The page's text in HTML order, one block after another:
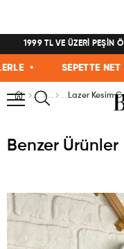
1999 TL VE ÜZERİ PEŞİN
• SEPETTE NET
Lazer Kesim
Benzer Ürünler